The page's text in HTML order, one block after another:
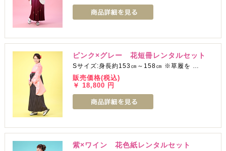
ピンク×グレー 花短冊レンタルセット
Sサイズ:身長約153㎝～158㎝ ※草履を …
販売価格(税込)
￥ 18,800 円
紫×ワイン 花色紙レンタルセット